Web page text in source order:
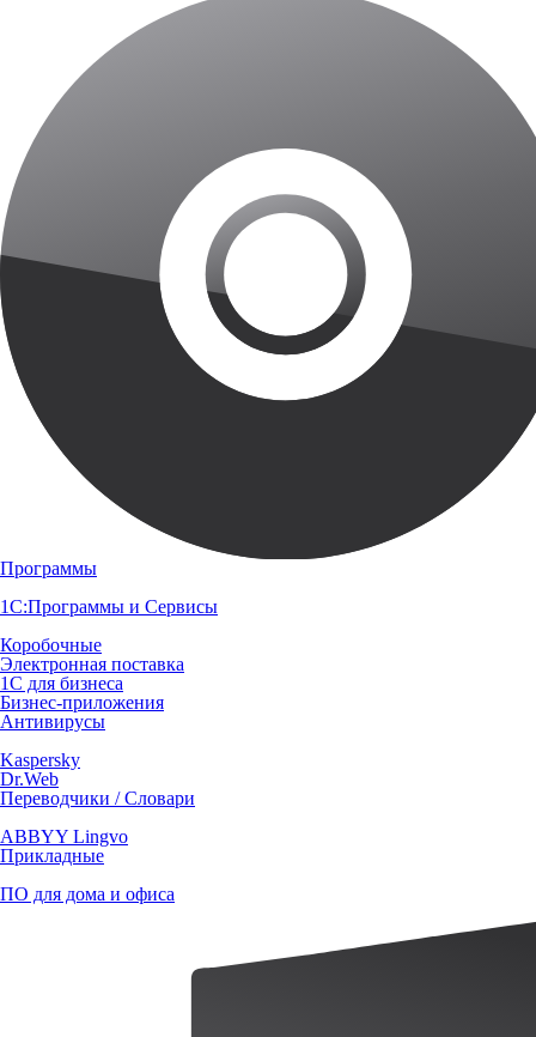
Программы
1С:Программы и Сервисы
Коробочные
Электронная поставка
1С для бизнеса
Бизнес-приложения
Антивирусы
Kaspersky
Dr.Web
Переводчики / Словари
ABBYY Lingvo
Прикладные
ПО для дома и офиса